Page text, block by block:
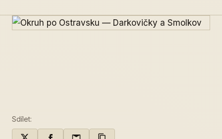
Sdílet: